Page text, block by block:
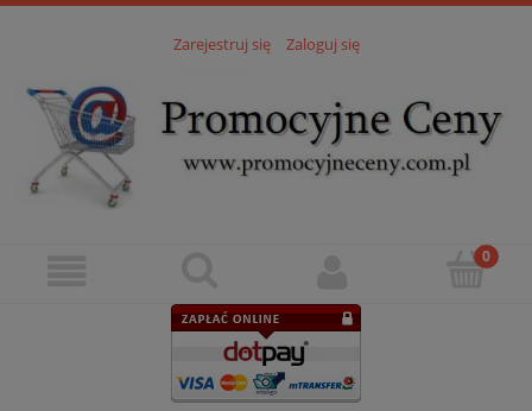
Zarejestruj się Zaloguj się